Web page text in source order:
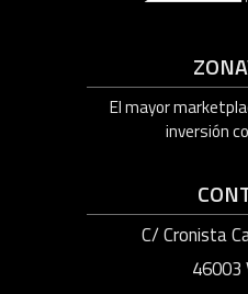
El mayor
inversión
C/ Cronista
46003